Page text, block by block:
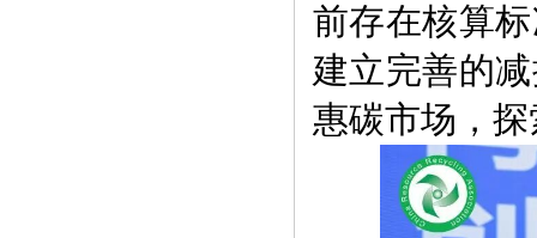
前存在核算
建立完善的
惠碳市场，